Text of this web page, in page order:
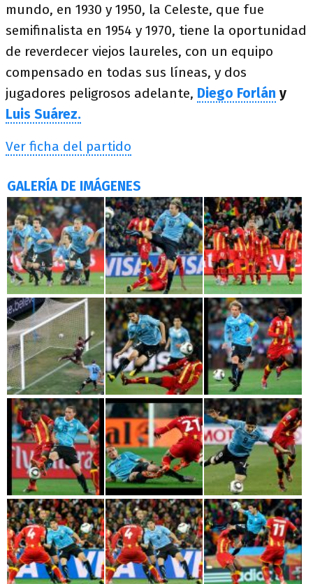
mundo, en 1930 y 1950, la Celeste, que fue
semifinalista en 1954 y 1970, tiene la oportunidad
de reverdecer viejos laureles, con un equipo
compensado en todas sus líneas, y dos
jugadores peligrosos adelante, Diego Forlán y
Luis Suárez.
Ver ficha del partido
GALERÍA DE IMÁGENES